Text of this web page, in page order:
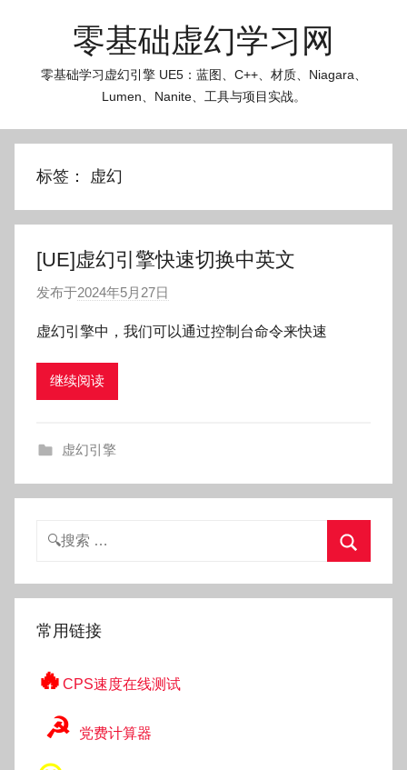
零基础虚幻学习网
零基础学习虚幻引擎 UE5：蓝图、C++、材质、Niagara、
Lumen、Nanite、工具与项目实战。
标签： 虚幻
[UE]虚幻引擎快速切换中英文
发布于2024年5月27日
:
o
虚幻引擎中，我们可以通过控制台命令来快速
继续阅读
虚幻引擎
搜
索
常用链接
🔥 CPS速度在线测试
☭ 党费计算器